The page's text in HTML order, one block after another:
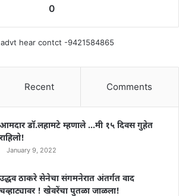
0
Recent Comments
आमदार डॉ.लहामटे म्हणाले …मी १५ दिवस गुहेत
राहिलो!
January 9, 2022
उद्धव ठाकरे सेनेचा संगमनेरात अंतर्गत वाद
चव्हाट्यावर ! खेवरेंचा पुतळा जाळला!